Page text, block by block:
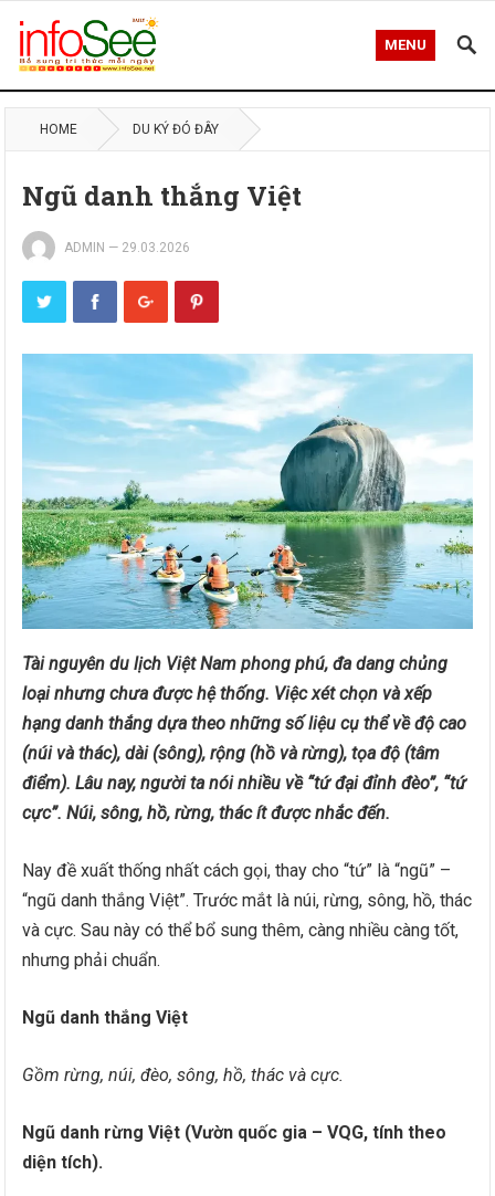
MENU
HOME DU KÝ ĐÓ ĐÂY
Ngũ danh thắng Việt
ADMIN — 29.03.2026
Tài nguyên du lịch Việt Nam phong phú, đa dang chủng
loại nhưng chưa được hệ thống. Việc xét chọn và xếp
hạng danh thắng dựa theo những số liệu cụ thể về độ cao
(núi và thác), dài (sông), rộng (hồ và rừng), tọa độ (tâm
điểm). Lâu nay, người ta nói nhiều về “tứ đại đỉnh đèo”, “tứ
cực”. Núi, sông, hồ, rừng, thác ít được nhắc đến.
Nay đề xuất thống nhất cách gọi, thay cho “tứ” là “ngũ” –
“ngũ danh thắng Việt”. Trước mắt là núi, rừng, sông, hồ, thác
và cực. Sau này có thể bổ sung thêm, càng nhiều càng tốt,
nhưng phải chuẩn.
Ngũ danh thắng Việt
Gồm rừng, núi, đèo, sông, hồ, thác và cực.
Ngũ danh rừng Việt (Vườn quốc gia – VQG, tính theo
diện tích).